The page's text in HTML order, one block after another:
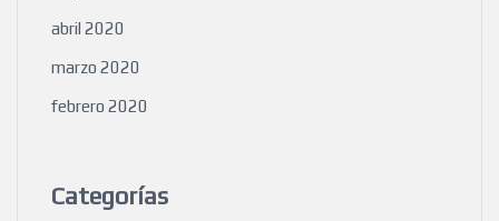
abril 2020
marzo 2020
febrero 2020
Categorías